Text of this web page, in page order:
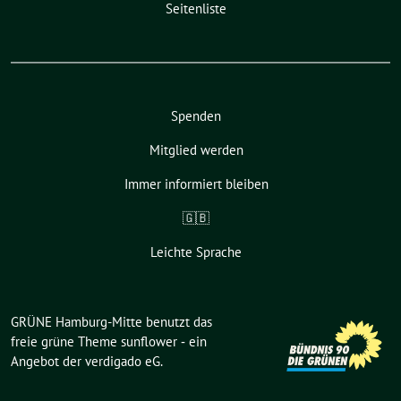
Seitenliste
Spenden
Mitglied werden
Immer informiert bleiben
🇬🇧
Leichte Sprache
GRÜNE Hamburg-Mitte benutzt das
freie grüne Theme sunflower ‐ ein
Angebot der verdigado eG.